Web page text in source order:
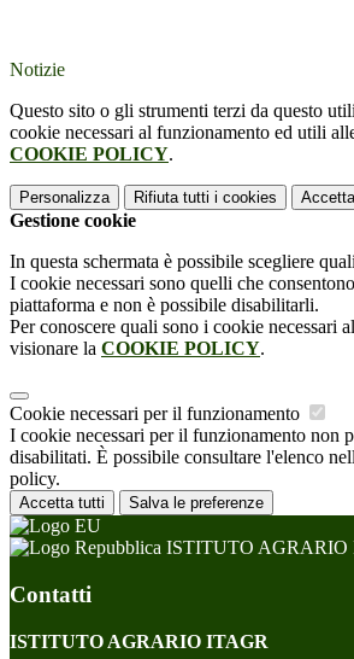
Notizie
Questo sito o gli strumenti terzi da questo
cookie necessari al funzionamento ed utili
COOKIE POLICY.
Personalizza Rifiuta tutti i cookies
Gestione cookie
In questa schermata è possibile scegliere
I cookie necessari sono quelli che
piattaforma e non è possibile disabilitarli.
Per conoscere quali sono i cookie necessari
visionare la COOKIE POLICY.
Cookie necessari per il funzionamento
I cookie necessari per il funzionamento non
disabilitati. È possibile consultare l'elenco
policy.
Accetta tutti Salva le preferenze
ISTITUTO AGRARIO
Contatti
ISTITUTO AGRARIO ITAGR